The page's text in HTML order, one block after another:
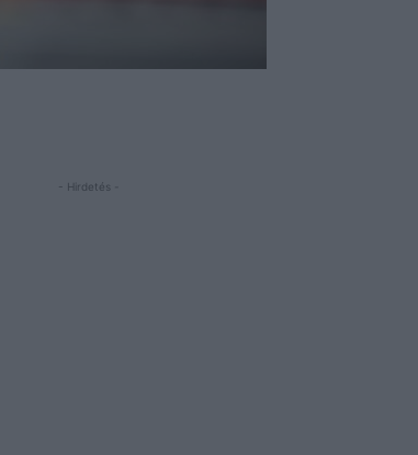
- Hirdetés -